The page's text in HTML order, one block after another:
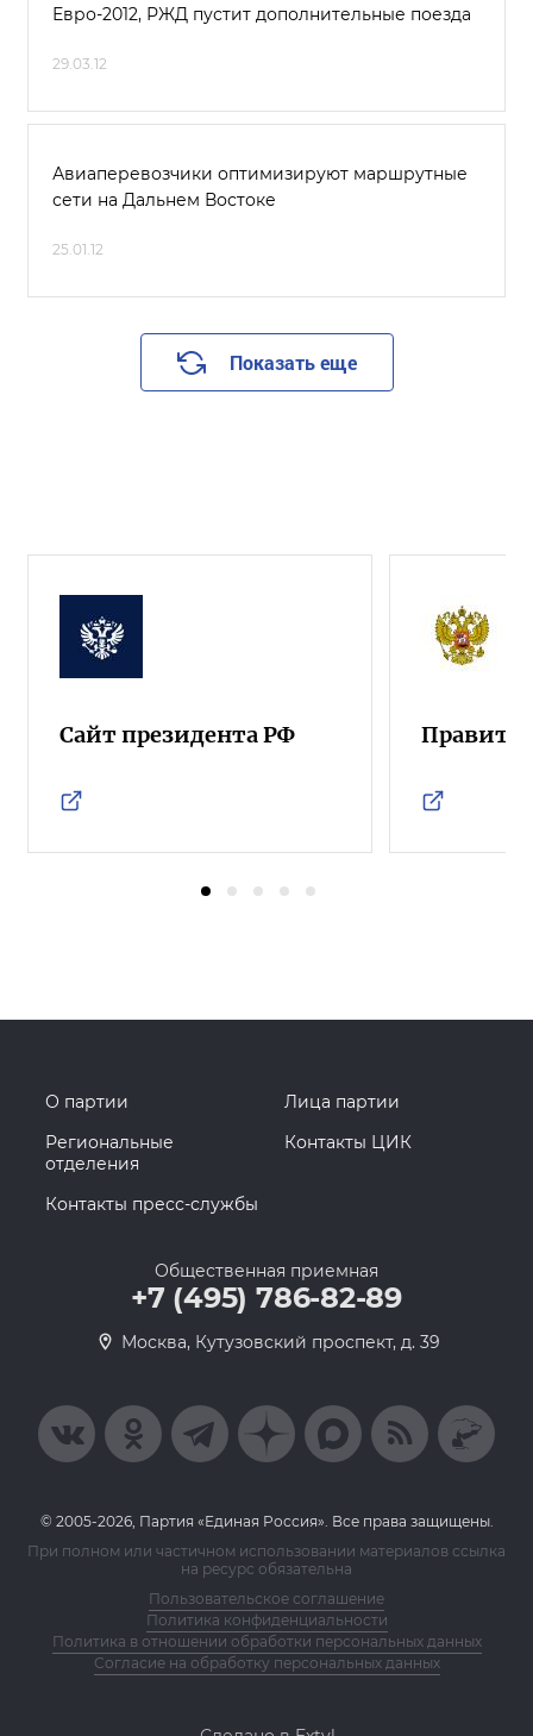
Евро-2012, РЖД пустит дополнительные поезда
29.03.12
Авиаперевозчики оптимизируют маршрутные
сети на Дальнем Востоке
25.01.12
Показать еще
Сайт президента РФ
О партии
Лица партии
Региональные
отделения
Контакты ЦИК
Контакты пресс-службы
Общественная приемная
+7 (495) 786-82-89
Москва, Кутузовский проспект, д. 39
© 2005-2026, Партия «Единая Россия». Все права защищены.
При полном или частичном использовании материалов ссылка
на ресурс обязательна
Пользовательское соглашение
Политика конфиденциальности
Политика в отношении обработки персональных данных
Согласие на обработку персональных данных